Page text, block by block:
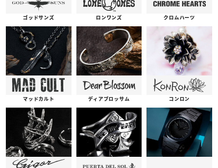
ゴッドサンズ ロンワンズ クロムハーツ
マッドカルト ディアブロッサム コンロン